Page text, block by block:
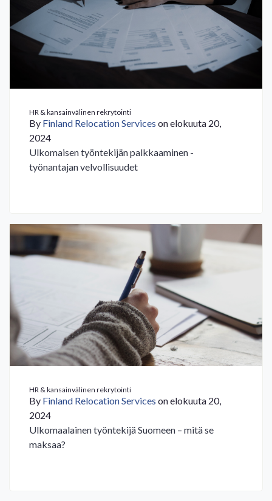
HR & kansainvälinen rekrytointi
By Finland Relocation Services on elokuuta 20,
2024
Ulkomaisen työntekijän palkkaaminen -
työnantajan velvollisuudet
HR & kansainvälinen rekrytointi
By Finland Relocation Services on elokuuta 20,
2024
Ulkomaalainen työntekijä Suomeen – mitä se
maksaa?